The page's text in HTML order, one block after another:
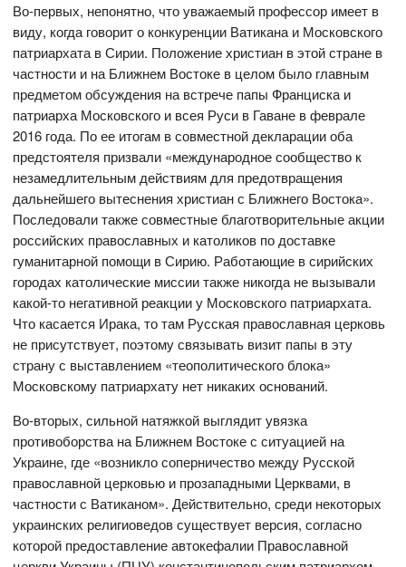
Во-первых, непонятно, что уважаемый профессор имеет в
виду, когда говорит о конкуренции Ватикана и Московского
патриархата в Сирии. Положение христиан в этой стране в
частности и на Ближнем Востоке в целом было главным
предметом обсуждения на встрече папы Франциска и
патриарха Московского и всея Руси в Гаване в феврале
2016 года. По ее итогам в совместной декларации оба
предстоятеля призвали «международное сообщество к
незамедлительным действиям для предотвращения
дальнейшего вытеснения христиан с Ближнего Востока».
Последовали также совместные благотворительные акции
российских православных и католиков по доставке
гуманитарной помощи в Сирию. Работающие в сирийских
городах католические миссии также никогда не вызывали
какой-то негативной реакции у Московского патриархата.
Что касается Ирака, то там Русская православная церковь
не присутствует, поэтому связывать визит папы в эту
страну с выставлением «теополитического блока»
Московскому патриархату нет никаких оснований.
Во-вторых, сильной натяжкой выглядит увязка
противоборства на Ближнем Востоке с ситуацией на
Украине, где «возникло соперничество между Русской
православной церковью и прозападными Церквами, в
частности с Ватиканом». Действительно, среди некоторых
украинских религиоведов существует версия, согласно
которой предоставление автокефалии Православной